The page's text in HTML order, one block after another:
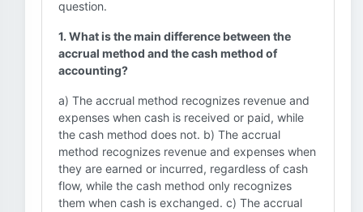
question.
1. What is the main difference between the
accrual method and the cash method of
accounting?
a) The accrual method recognizes revenue and
expenses when cash is received or paid, while
the cash method does not. b) The accrual
method recognizes revenue and expenses when
they are earned or incurred, regardless of cash
flow, while the cash method only recognizes
them when cash is exchanged. c) The accrual